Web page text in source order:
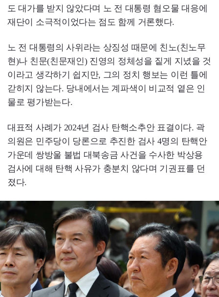
도 대가를 받지 않았다며 노 전 대통령 혐오물 대응에
재단이 소극적이었다는 점도 함께 거론했다.
노 전 대통령의 사위라는 상징성 때문에 친노(친노무
현)나 친문(친문재인) 진영의 정체성을 짙게 지녔을 것
이라고 생각하기 쉽지만, 그의 정치 행보는 이런 틀에
갇히지 않는다. 당내에서는 계파색이 비교적 옅은 인
물로 평가받는다.
대표적 사례가 2024년 검사 탄핵소추안 표결이다. 곽
의원은 민주당이 당론으로 추진한 검사 4명의 탄핵안
가운데 쌍방울 불법 대북송금 사건을 수사한 박상용
검사에 대해 탄핵 사유가 충분치 않다며 기권표를 던
졌다.